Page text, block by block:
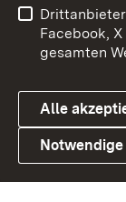
Link zum
Datenschutz
Facebook,
gesamten
Alle